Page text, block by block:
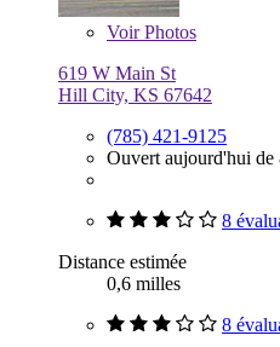
VoirPhotos
619 W Main St
Hill City, KS 67642
(785) 421-9125
Ouvert aujourd'hui de
8
Distance estimée
0,6 milles
8